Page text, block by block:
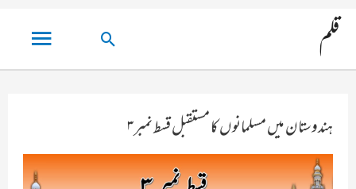
قلم
مین
مینو
تلاش
کریں۔
ہندوستان میں مسلمانوں کا مستقبل قسط نمبر ۳